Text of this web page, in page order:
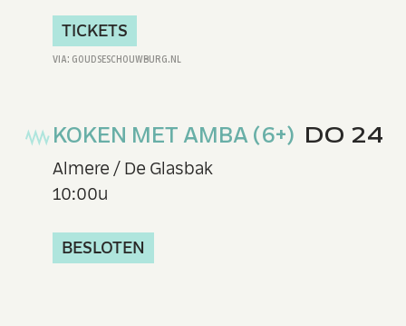
TICKETS
DO 24
KOKEN MET AMBA (6+)
Almere / De Glasbak
10:00u
BESLOTEN